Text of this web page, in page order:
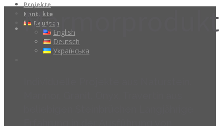
Projekte
Kontakte
Deutsch
English
Deutsch
Українська